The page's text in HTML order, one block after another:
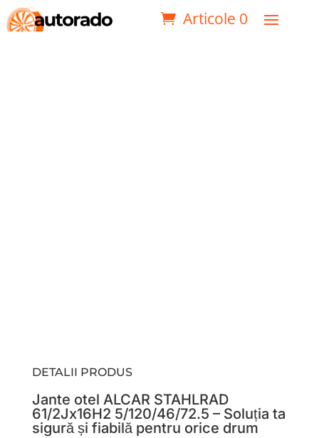
Articole 0
DETALII PRODUS
Jante otel ALCAR STAHLRAD
61/2Jx16H2 5/120/46/72.5 – Soluția ta
sigură și fiabilă pentru orice drum